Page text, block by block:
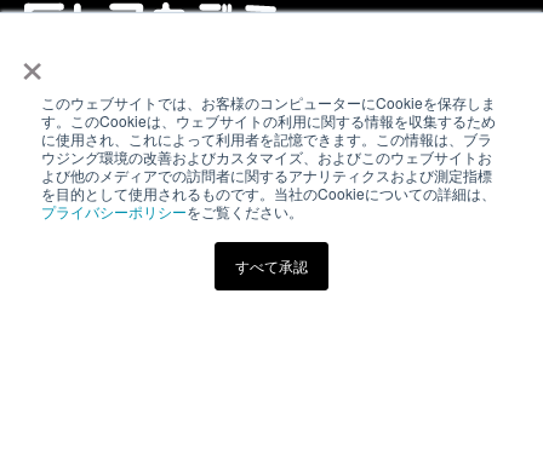
×
このウェブサイトでは、お客様のコンピューターにCookieを保存しま
す。このCookieは、ウェブサイトの利用に関する情報を収集するため
に使用され、これによって利用者を記憶できます。この情報は、ブラ
ウジング環境の改善およびカスタマイズ、およびこのウェブサイトお
よび他のメディアでの訪問者に関するアナリティクスおよび測定指標
を目的として使用されるものです。当社のCookieについての詳細は、
プライバシーポリシーをご覧ください。
すべて承認
電気書院E+アカデミーは、理工学専門図書出版を手掛け
る、株式会社電気書院の本をオンラインで活用する新し
いスタイルの学習方法です。
eラーニング